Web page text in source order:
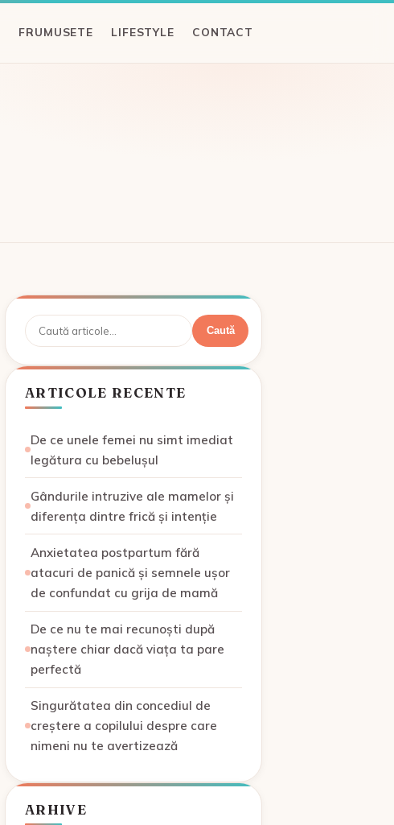
FRUMUSETE LIFESTYLE CONTACT
Caută Caută
ARTICOLE RECENTE
De ce unele femei nu simt imediat
legătura cu bebelușul
Gândurile intruzive ale mamelor și
diferența dintre frică și intenție
Anxietatea postpartum fără
atacuri de panică și semnele ușor
de confundat cu grija de mamă
De ce nu te mai recunoști după
naștere chiar dacă viața ta pare
perfectă
Singurătatea din concediul de
creștere a copilului despre care
nimeni nu te avertizează
ARHIVE